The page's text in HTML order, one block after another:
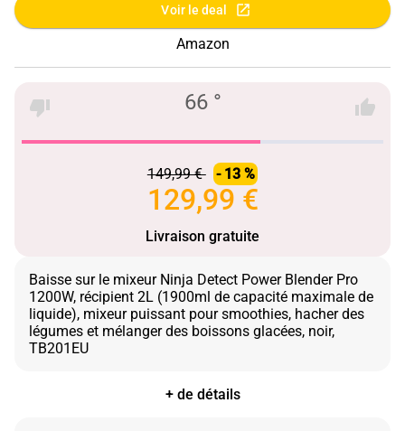
Voir le deal
Amazon
66 °
149,99 € - 13 %
129,99 €
Livraison gratuite
Baisse sur le mixeur Ninja Detect Power Blender Pro
1200W, récipient 2L (1900ml de capacité maximale de
liquide), mixeur puissant pour smoothies, hacher des
légumes et mélanger des boissons glacées, noir,
+ de détails